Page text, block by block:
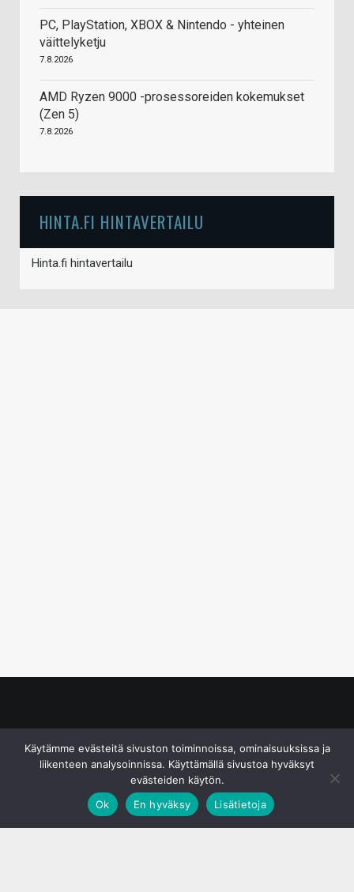
PC, PlayStation, XBOX & Nintendo - yhteinen
väittelyketju
7.8.2026
AMD Ryzen 9000 -prosessoreiden kokemukset
(Zen 5)
7.8.2026
HINTA.FI HINTAVERTAILU
Hinta.fi hintavertailu
Käytämme evästeitä sivuston toiminnoissa, ominaisuuksissa ja
liikenteen analysoinnissa. Käyttämällä sivustoa hyväksyt
evästeiden käytön.
Ok
En hyväksy Lisätietoja